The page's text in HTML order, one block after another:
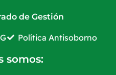
de Gestión
Política Antisoborno
somos: